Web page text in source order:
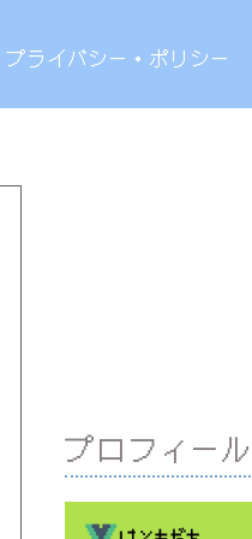
プライバシー・ポリシー
プロフィール